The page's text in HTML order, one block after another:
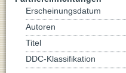
Erscheinungsdatum
Autoren
Titel
DDC-Klassifikation